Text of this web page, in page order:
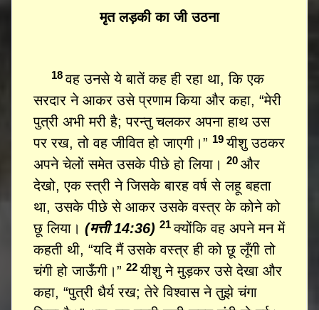
मृत लड़की का जी उठना
18वह उनसे ये बातें कह ही रहा था, कि एक
सरदार ने आकर उसे प्रणाम किया और कहा, “मेरी
पुत्री अभी मरी है; परन्तु चलकर अपना हाथ उस
पर रख, तो वह जीवित हो जाएगी।” 19यीशु उठकर
अपने चेलों समेत उसके पीछे हो लिया।20 और
देखो, एक स्त्री ने जिसके बारह वर्ष से लहू बहता
था, उसके पीछे से आकर उसके वस्त्र के कोने को
छू लिया।(मत्ती 14:36)21क्योंकि वह अपने मन में
कहती थी, “यदि मैं उसके वस्त्र ही को छू लूँगी तो
चंगी हो जाऊँगी।”22यीशु ने मुड़कर उसे देखा और
कहा, “पुत्री धैर्य रख; तेरे विश्वास ने तुझे चंगा